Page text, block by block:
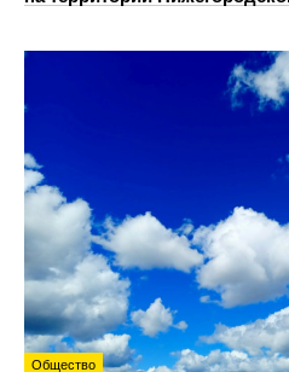
Общество